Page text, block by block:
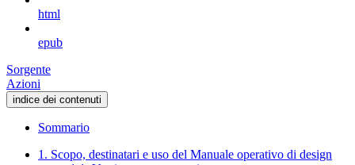
html
epub
Sorgente
Azioni
indice dei contenuti
Sommario
1. Scopo, destinatari e uso del Manuale operativo di design